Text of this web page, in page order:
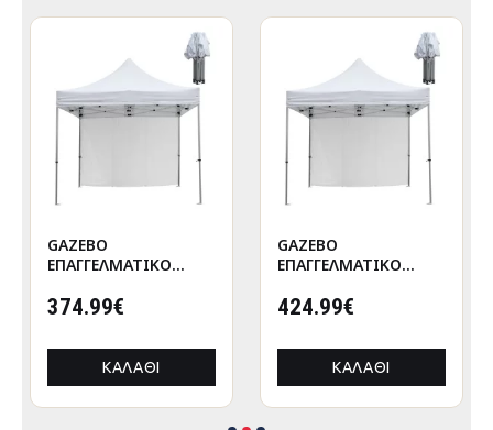
GAZEBO
ΕΠΑΓΓΕΛΜΑΤΙΚΟ
CRESSEN HM21097
ΑΛΟΥΜΙΝΙΟΥ
3x3x3,4Yμ
374.99€
ΚΑΛΆΘΙ
GAZEBO
ΕΠΑΓΓΕΛΜΑΤΙΚΟ
CRESSEN HM21097.01
ΑΛΟΥΜΙΝΙΟΥ
3x3x3,4Yεκ
424.99€
ΚΑΛΆΘΙ